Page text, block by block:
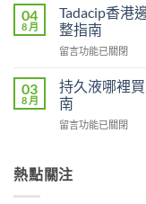
幾
時
食
多？
正
確
一
次
真
相：
用
是
心
作
香
而
鋼
副
作
完
整
分
析
見
04
8 月
Tadacip香港
整指南
在
香
港
邊
度
貨？
留言功能已關閉
03
8 月
持久液哪裡
南
在
液
哪
留言功能已關閉
熱點關注